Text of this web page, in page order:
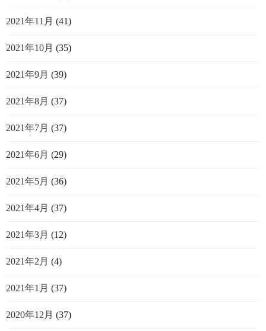
2021年11月 (41)
2021年10月 (35)
2021年9月 (39)
2021年8月 (37)
2021年7月 (37)
2021年6月 (29)
2021年5月 (36)
2021年4月 (37)
2021年3月 (12)
2021年2月 (4)
2021年1月 (37)
2020年12月 (37)